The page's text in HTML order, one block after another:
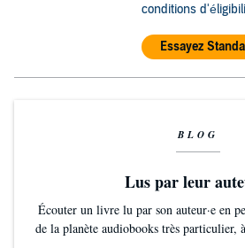
conditions
Essayez
BLOG
Lus par leur
Écouter un livre lu par son auteur·e en
de la planète audiobooks très particulier,